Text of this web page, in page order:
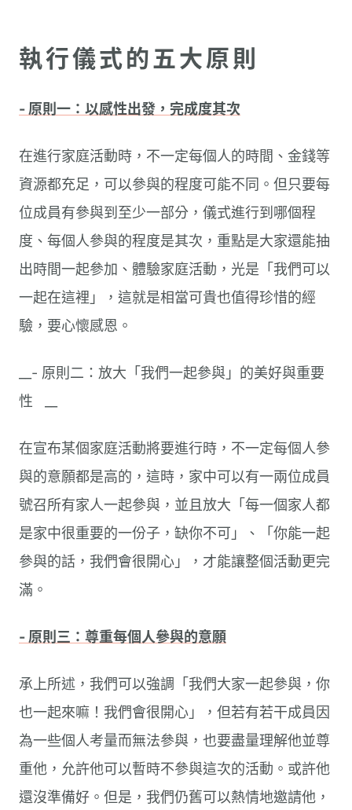
執行儀式的五大原則
- 原則一：以感性出發，完成度其次
在進行家庭活動時，不一定每個人的時間、金錢等
資源都充足，可以參與的程度可能不同。但只要每
位成員有參與到至少一部分，儀式進行到哪個程
度、每個人參與的程度是其次，重點是大家還能抽
出時間一起參加、體驗家庭活動，光是「我們可以
一起在這裡」，這就是相當可貴也值得珍惜的經
驗，要心懷感恩。
__- 原則二：放大「我們一起參與」的美好與重要
性 __
在宣布某個家庭活動將要進行時，不一定每個人參
與的意願都是高的，這時，家中可以有一兩位成員
號召所有家人一起參與，並且放大「每一個家人都
是家中很重要的一份子，缺你不可」、「你能一起
參與的話，我們會很開心」，才能讓整個活動更完
滿。
- 原則三：尊重每個人參與的意願
承上所述，我們可以強調「我們大家一起參與，你
也一起來嘛！我們會很開心」，但若有若干成員因
為一些個人考量而無法參與，也要盡量理解他並尊
重他，允許他可以暫時不參與這次的活動。或許他
還沒準備好。但是，我們仍舊可以熱情地邀請他，